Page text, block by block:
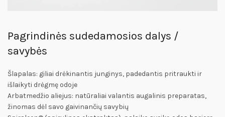
Pagrindinės sudedamosios dalys /
savybės
Šlapalas: giliai drėkinantis junginys, padedantis pritraukti ir
išlaikyti drėgmę odoje
Arbatmedžio aliejus: natūraliai valantis augalinis preparatas,
žinomas dėl savo gaivinančių savybių